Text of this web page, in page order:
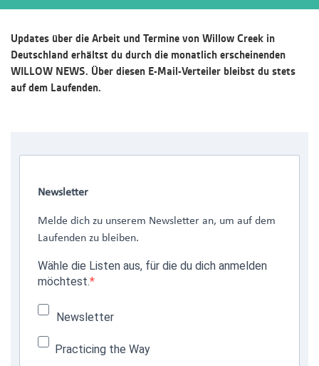
Updates über die Arbeit und Termine von Willow Creek in
Deutschland erhältst du durch die monatlich erscheinenden
WILLOW NEWS. Über diesen E-Mail-Verteiler bleibst du stets
auf dem Laufenden.
Newsletter
Melde dich zu unserem Newsletter an, um auf dem
Laufenden zu bleiben.
Wähle die Listen aus, für die du dich anmelden
möchtest.
Newsletter
Practicing the Way